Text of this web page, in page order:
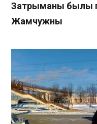
Затрыманы былы
Жамчужны